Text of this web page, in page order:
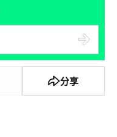
分享